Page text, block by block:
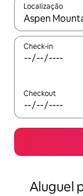
Localização
Quando os
Check-in
Checkout
Aluguel